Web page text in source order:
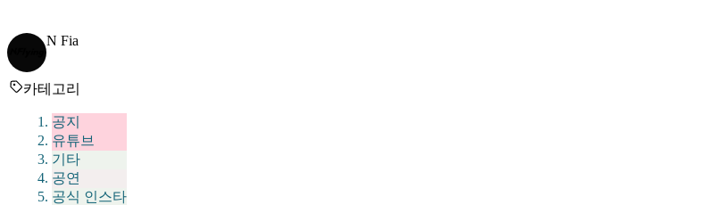
N Fia
카테고리
공지
유튜브
기타
공연
공식 인스타